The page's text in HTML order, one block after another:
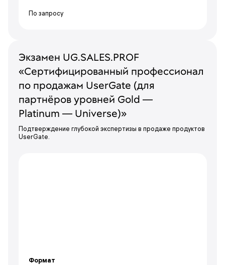
По запросу
Экзамен UG.SALES.PROF
«Сертифицированный профессионал
по продажам UserGate (для
партнёров уровней Gold —
Platinum — Universe)»
Подтверждение глубокой экспертизы в продаже продуктов
UserGate.
Формат